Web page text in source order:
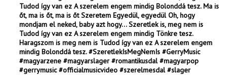
Tudod így van ez A szerelem engem mindig Bolonddá tesz. Ma is
őt, ma is őt, ma is őt Szeretem Egyedül, egyedül Oh, hogy
mondjam el neked, baby azt hogy... Szeretlek is, meg nem is
Tudod így van ez A szerelem engem mindig Tönkre tesz.
Haragszom is meg nem is Tudod így van ez A szerelem engem
mindig Bolonddá tesz. #SzeretlekIsMegNemIs #GerryMusic
#magyarzene #magyarslager #romantikusdal #magyarpop
#gerrymusic #officialmusicvideo #szerelmesdal #slager